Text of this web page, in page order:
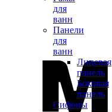
для
ванн
Панели
для
ванн
Лицевая
панель
Боковая
панель
Сифоны